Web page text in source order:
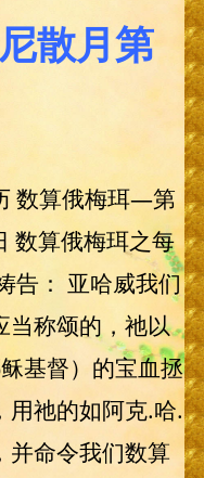
散月第
数算俄梅珥—第
数算俄梅珥之每
告： 亚哈威我们
当称颂的，祂以
基督）的宝血拯
用祂的如阿克.哈.
并命令我们数算